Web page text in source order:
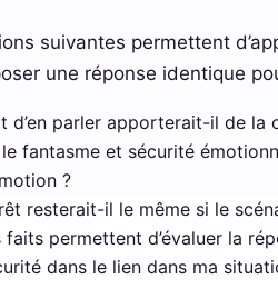
suivantes permettent
une réponse identique
d’en parler apporterait-il de la
le fantasme et sécurité
?
resterait-il le même si le
faits permettent d’évaluer la
dans le lien dans ma